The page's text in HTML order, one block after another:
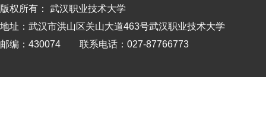
版权所有： 武汉职业技术大学
地址：武汉市洪山区关山大道463号武汉职业技术大学
邮编：430074 联系电话：027-87766773